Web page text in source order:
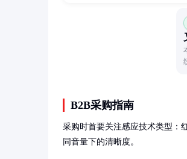
B2B采购指南
采购时首要关注感应技术类型：
同音量下的清晰度。